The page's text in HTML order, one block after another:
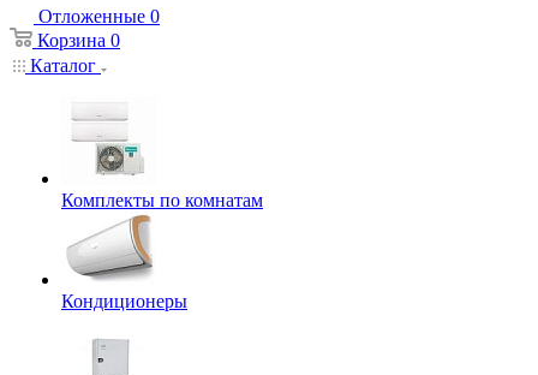
Отложенные 0
Корзина 0
Каталог
Комплекты по комнатам
Кондиционеры